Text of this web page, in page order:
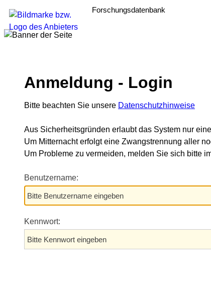
Forschungsdatenbank
Anmeldung - Login
Bitte beachten Sie unsere Datenschutzhinweise
Aus Sicherheitsgründen erlaubt das System nur
Um Mitternacht erfolgt eine Zwangstrennung aller
Um Probleme zu vermeiden, melden Sie sich bitte
Benutzername:
Kennwort: